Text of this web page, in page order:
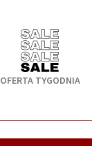
OFERTA TYGODNIA